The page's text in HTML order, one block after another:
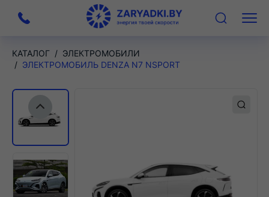
На
главную
Меню
КАТАЛОГ
ЭЛЕКТРОМОБИЛИ
ЭЛЕКТРОМОБИЛЬ DENZA N7 NSPORT
Предыдущий слайд